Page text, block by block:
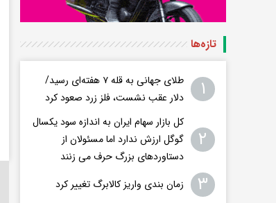
تازه‌ها
۱
طلای جهانی به قله ۷ هفته‌ای رسید/
دلار عقب نشست، فلز زرد صعود کرد
۲
کل بازار سهام ایران به اندازه سود یکسال
گوگل ارزش ندارد اما مسئولان از
دستاوردهای بزرگ حرف می زنند
۳ زمان بندی واریز کالابرگ تغییر کرد